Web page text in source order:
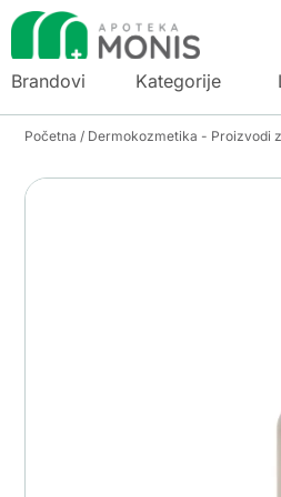
Brandovi Kategorije
Početna / Dermokozmetika - Proizvodi